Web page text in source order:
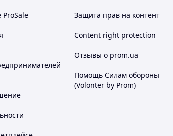
Защита прав на контент
Content right protection
Отзывы о prom.ua
Помощь Силам обороны
(Volonter by Prom)